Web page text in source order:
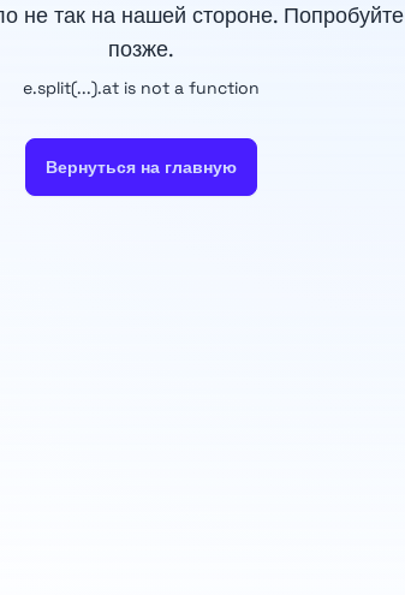
не так на нашей стороне. Попробуйте
позже.
e.split(...).at is not a function
Вернуться на главную